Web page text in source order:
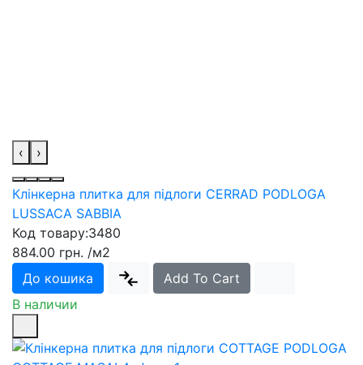
‹ ›
Клінкерна плитка для підлоги CERRAD PODLOGA
LUSSACA SABBIA
Код товару:3480
884.00 грн. /м2
До кошика
Add To Cart
В наличии